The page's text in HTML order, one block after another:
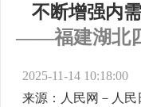
不断增强内
——福建湖北
2025-11-14 10:18:00
来源：人民网－人民